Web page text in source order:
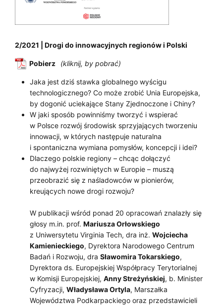
2/2021 | Drogi do innowacyjnych regionów i Polski
Pobierz
Jaka jest dziś stawka globalnego wyścigu
technologicznego? Co może zrobić Unia Europejska,
by dogonić uciekające Stany Zjednoczone i Chiny?
W jaki sposób powinniśmy tworzyć i wspierać
w Polsce rozwój środowisk sprzyjających tworzeniu
innowacji, w których następuje naturalna
i spontaniczna wymiana pomysłów, koncepcji i idei?
Dlaczego polskie regiony – chcąc dołączyć
do najwyżej rozwiniętych w Europie – muszą
przeobrazić się z naśladowców w pionierów,
kreujących nowe drogi rozwoju?
W publikacji wśród ponad 20 opracowań znalazły się
głosy m.in. prof. Mariusza Orłowskiego
z Uniwersytetu Virginia Tech, dra inż. Wojciecha
Kamienieckiego, Dyrektora Narodowego Centrum
Badań i Rozwoju, dra Sławomira Tokarskiego,
Dyrektora ds. Europejskiej Współpracy Terytorialnej
w Komisji Europejskiej, Anny Streżyńskiej, b. Minister
Cyfryzacji, Władysława Ortyla, Marszałka
Województwa Podkarpackiego oraz przedstawicieli